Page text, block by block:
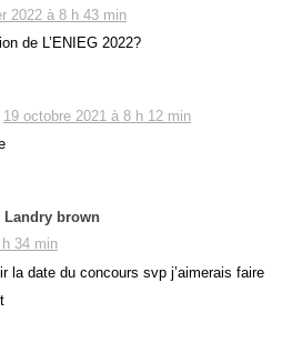
2022 à 8 h 43 min
de L’ENIEG 2022?
19 octobre 2021 à 8 h 12 min
Landry brown
34 min
la date du concours svp j’aimerais faire